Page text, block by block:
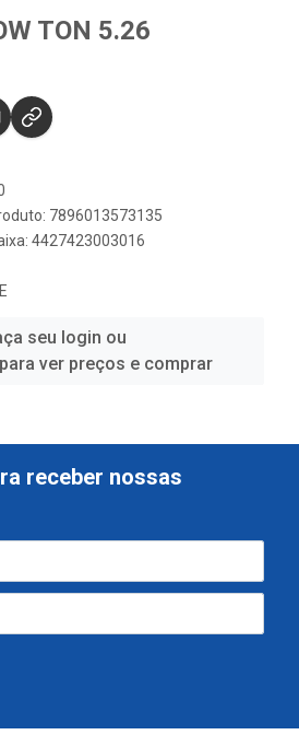
TON 5.26
7896013573135
4427423003016
seu login ou
ver preços e comprar
receber nossas